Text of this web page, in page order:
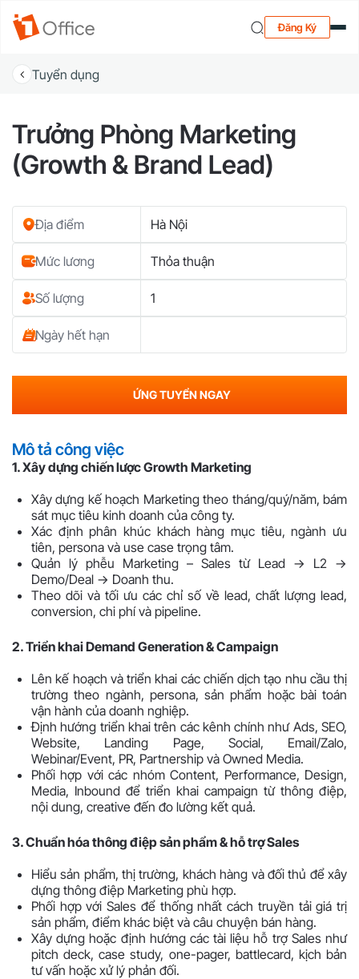
Đăng Ký
Tuyển dụng
Trưởng Phòng Marketing
(Growth & Brand Lead)
Địa điểm Hà Nội
Mức lương Thỏa thuận
Số lượng 1
Ngày hết hạn
ỨNG TUYỂN NGAY
Mô tả công việc
1. Xây dựng chiến lược Growth Marketing
Xây dựng kế hoạch Marketing theo tháng/quý/năm, bám
sát mục tiêu kinh doanh của công ty.
Xác định phân khúc khách hàng mục tiêu, ngành ưu
tiên, persona và use case trọng tâm.
Quản lý phễu Marketing – Sales từ Lead → L2 →
Demo/Deal → Doanh thu.
Theo dõi và tối ưu các chỉ số về lead, chất lượng lead,
conversion, chi phí và pipeline.
2. Triển khai Demand Generation & Campaign
Lên kế hoạch và triển khai các chiến dịch tạo nhu cầu thị
trường theo ngành, persona, sản phẩm hoặc bài toán
vận hành của doanh nghiệp.
Định hướng triển khai trên các kênh chính như Ads, SEO,
Website, Landing Page, Social, Email/Zalo,
Webinar/Event, PR, Partnership và Owned Media.
Phối hợp với các nhóm Content, Performance, Design,
Media, Inbound để triển khai campaign từ thông điệp,
nội dung, creative đến đo lường kết quả.
3. Chuẩn hóa thông điệp sản phẩm & hỗ trợ Sales
Hiểu sản phẩm, thị trường, khách hàng và đối thủ để xây
dựng thông điệp Marketing phù hợp.
Phối hợp với Sales để thống nhất cách truyền tải giá trị
sản phẩm, điểm khác biệt và câu chuyện bán hàng.
Xây dựng hoặc định hướng các tài liệu hỗ trợ Sales như
pitch deck, case study, one-pager, battlecard, kịch bản
tư vấn hoặc xử lý phản đối.